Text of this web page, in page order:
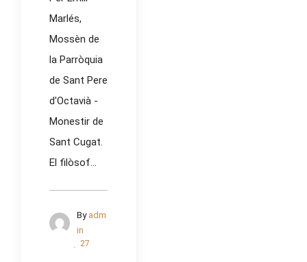
Marlés,
Mossèn de
la Parròquia
de Sant Pere
d'Octavià -
Monestir de
Sant Cugat.
El filòsof...
By adm
in
27